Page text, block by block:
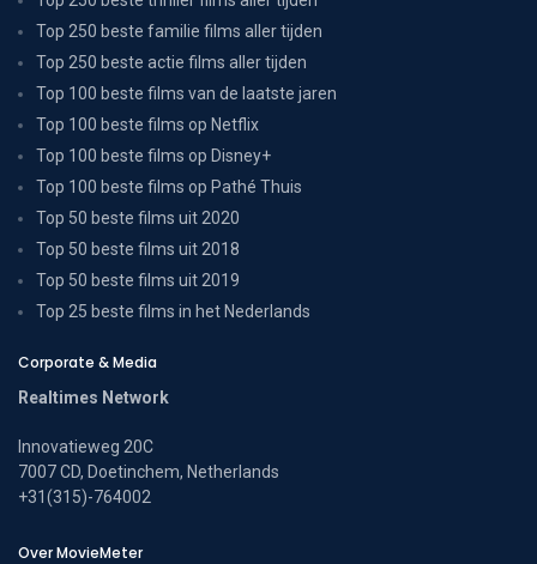
Top 250 beste familie films aller tijden
Top 250 beste actie films aller tijden
Top 100 beste films van de laatste jaren
Top 100 beste films op Netflix
Top 100 beste films op Disney+
Top 100 beste films op Pathé Thuis
Top 50 beste films uit 2020
Top 50 beste films uit 2018
Top 50 beste films uit 2019
Top 25 beste films in het Nederlands
Corporate & Media
Realtimes Network
Innovatieweg 20C
7007 CD, Doetinchem, Netherlands
+31(315)-764002
Over MovieMeter